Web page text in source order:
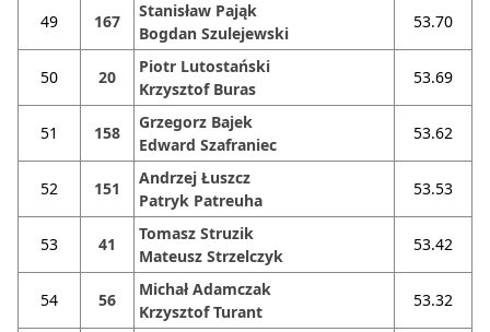
49 167
Stanisław Pająk
Bogdan Szulejewski
53.70
50 20
Piotr Lutostański
Krzysztof Buras
53.69
51 158
Grzegorz Bajek
Edward Szafraniec
53.62
52 151
Andrzej Łuszcz
Patryk Patreuha
53.53
53 41
Tomasz Struzik
Mateusz Strzelczyk
53.42
54 56
Michał Adamczak
Krzysztof Turant
53.32